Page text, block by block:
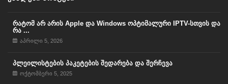
რატომ არ არის Apple და Windows ოპტიმალური IPTV-სთვის და
რა ...
აპრილი 5, 2026
პლეილისტების პაკეტების შედარება და შერჩევა
ოქტომბერი 5, 2025